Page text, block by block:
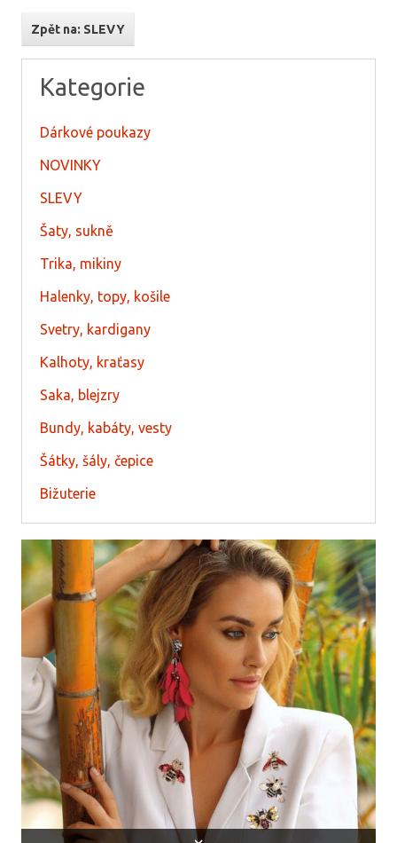
Zpět na: SLEVY
Kategorie
Dárkové poukazy
NOVINKY
SLEVY
Šaty, sukně
Trika, mikiny
Halenky, topy, košile
Svetry, kardigany
Kalhoty, kraťasy
Saka, blejzry
Bundy, kabáty, vesty
Šátky, šály, čepice
Bižuterie